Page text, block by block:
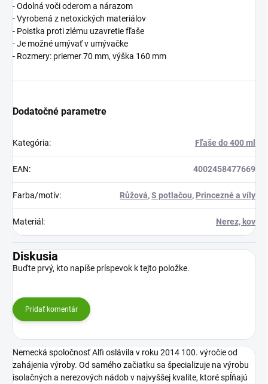
- Odolná voči oderom a nárazom
- Vyrobená z netoxických materiálov
- Poistka proti zlému uzavretie fľaše
- Je možné umývať v umývačke
- Rozmery: priemer 70 mm, výška 160 mm
Dodatočné parametre
Kategória: Fľaše do 400 ml
EAN: 4002458477669
Farba/motív: Růžová,S potlačou, Princezné a víly
Materiál : Nerez, kov
Diskusia
Buďte prvý, kto napíše príspevok k tejto položke.
Pridať komentár
Nemecká spoločnosť Alfi oslávila v roku 2014 100. výročie od
zahájenia výroby. Od samého začiatku sa špecializuje na výrobu
isolačných a nerezových nádob v najvyššej kvalite, ktoré spĺňajú